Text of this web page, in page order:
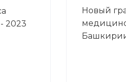
2023
Новый